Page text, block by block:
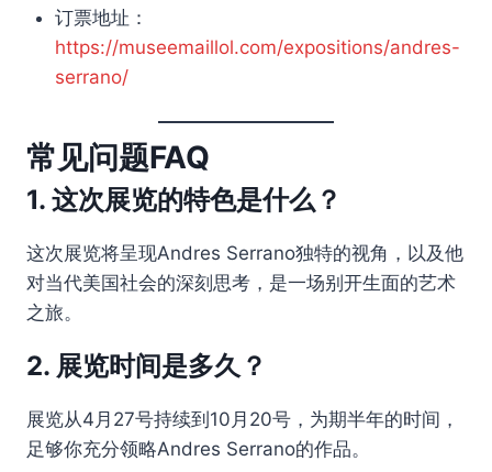
订票地址：
https://museemaillol.com/expositions/andres-
serrano/
常见问题FAQ
1. 这次展览的特色是什么？
这次展览将呈现Andres Serrano独特的视角，以及他
对当代美国社会的深刻思考，是一场别开生面的艺术
之旅。
2. 展览时间是多久？
展览从4月27号持续到10月20号，为期半年的时间，
足够你充分领略Andres Serrano的作品。